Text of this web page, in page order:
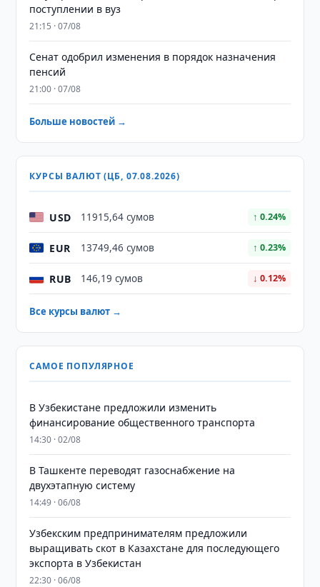
поступлении в вуз
21:15 · 07/08
Сенат одобрил изменения в порядок назначения
пенсий
21:00 · 07/08
Больше новостей →
КУРСЫ ВАЛЮТ (ЦБ, 07.08.2026)
USD 11915,64 сумов ↑ 0.24%
EUR 13749,46 сумов ↑ 0.23%
RUB 146,19 сумов ↓ 0.12%
Все курсы валют →
САМОЕ ПОПУЛЯРНОЕ
В Узбекистане предложили изменить
финансирование общественного транспорта
14:30 · 02/08
В Ташкенте переводят газоснабжение на
двухэтапную систему
14:49 · 06/08
Узбекским предпринимателям предложили
выращивать скот в Казахстане для последующего
экспорта в Узбекистан
22:30 · 06/08